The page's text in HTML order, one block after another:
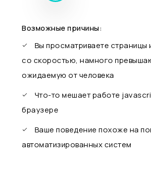
Возможные причины:
Вы просматриваете страницы
со скоростью, намного
ожидаемую от человека
Что-то мешает работе
браузере
Ваше поведение похоже на
автоматизированных систем